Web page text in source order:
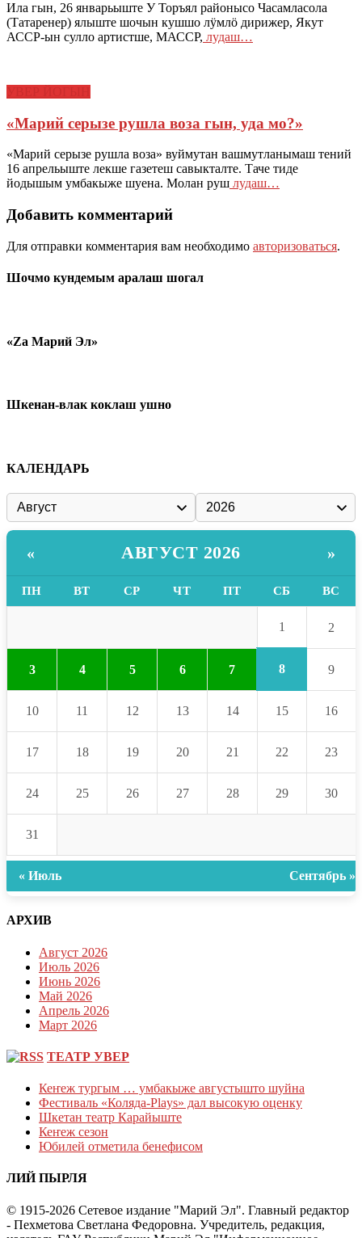
Ила гын, 26 январьыште У Торъял районысо Часамласола
(Татаренер) ялыште шочын кушшо лӱмлӧ дирижер, Якут
АССР-ын сулло артистше, МАССР, лудаш…
«Марий серызе рушла воза гын, уда мо?»
«Марий серызе рушла воза» вуймутан вашмутланымаш тений
16 апрельыште лекше газетеш савыкталте. Таче тиде
йодышым умбакыже шуена. Молан руш лудаш…
Добавить комментарий
Для отправки комментария вам необходимо авторизоваться.
Шочмо кундемым аралаш шогал
«Zа Марий Эл»
Шкенан-влак коклаш ушно
КАЛЕНДАРЬ
« АВГУСТ 2026 »
ПН ВТ СР ЧТ ПТ СБ ВС
1 2
3 4 5 6 7 8 9
10 11 12 13 14 15 16
17 18 19 20 21 22 23
24 25 26 27 28 29 30
31
« Июль Сентябрь »
АРХИВ
Август 2026
Июль 2026
Июнь 2026
Май 2026
Апрель 2026
Март 2026
ТЕАТР УВЕР
Кеҥеж тургым … умбакыже августышто шуйна
Фестиваль «Коляда-Plays» дал высокую оценку
Шкетан театр Карайыште
Кеҥеж сезон
Юбилей отметила бенефисом
ЛИЙ ПЫРЛЯ
© 1915-2026 Сетевое издание "Марий Эл". Главный редактор
- Пехметова Светлана Федоровна. Учредитель, редакция,